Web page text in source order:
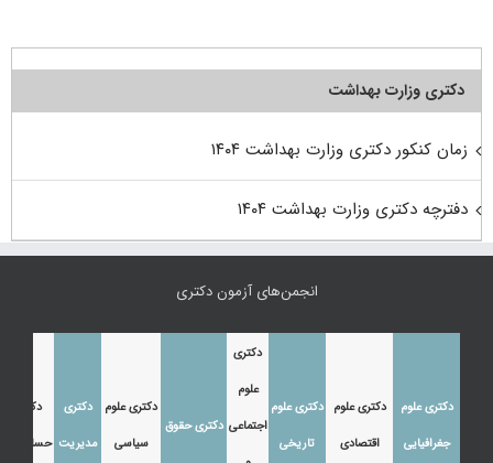
دکتری وزارت بهداشت
زمان کنکور دکتری وزارت بهداشت ۱۴۰۴
دفترچه دکتری وزارت بهداشت ۱۴۰۴
انجمن‌های آزمون دکتری
دکتری علوم
جغرافیایی
دکتری علوم
اقتصادی
دکتری علوم
تاریخی
دکتری
علوم
اجتماعی دکتری حقوق
دکتری علوم
سیاسی
دکتری
مدیریت
دکتری
حسابداری